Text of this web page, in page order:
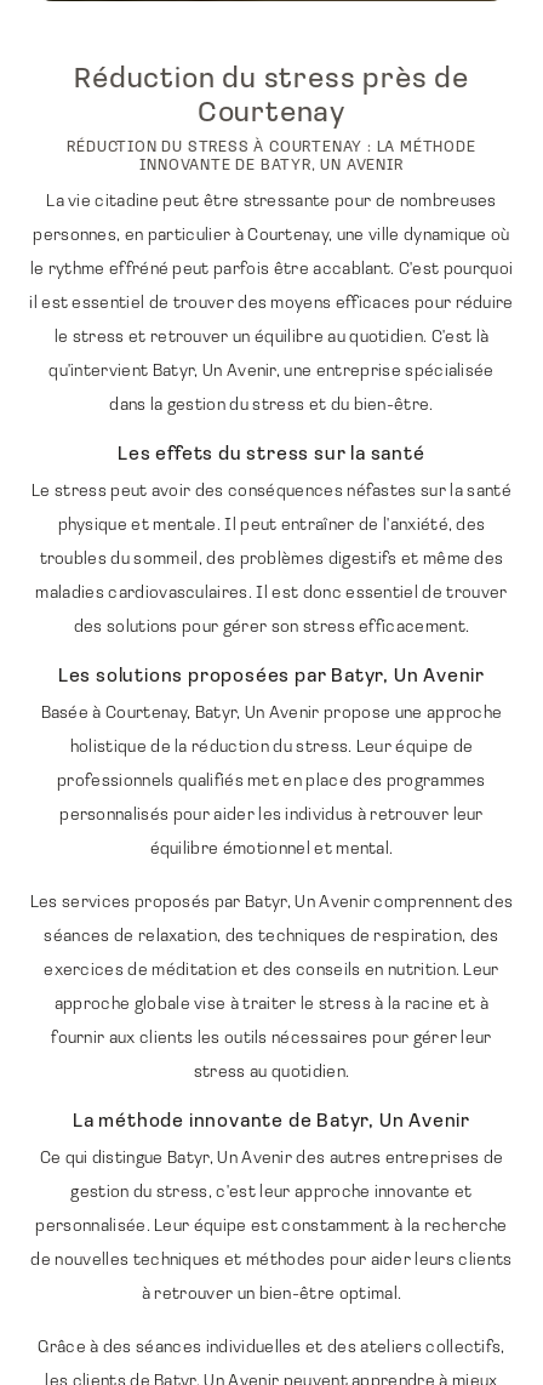
Réduction du stress près de
Courtenay
RÉDUCTION DU STRESS À COURTENAY : LA MÉTHODE
INNOVANTE DE BATYR, UN AVENIR
La vie citadine peut être stressante pour de nombreuses
personnes, en particulier à Courtenay, une ville dynamique où
le rythme effréné peut parfois être accablant. C'est pourquoi
il est essentiel de trouver des moyens efficaces pour réduire
le stress et retrouver un équilibre au quotidien. C'est là
qu'intervient Batyr, Un Avenir, une entreprise spécialisée
dans la gestion du stress et du bien-être.
Les effets du stress sur la santé
Le stress peut avoir des conséquences néfastes sur la santé
physique et mentale. Il peut entraîner de l'anxiété, des
troubles du sommeil, des problèmes digestifs et même des
maladies cardiovasculaires. Il est donc essentiel de trouver
des solutions pour gérer son stress efficacement.
Les solutions proposées par Batyr, Un Avenir
Basée à Courtenay, Batyr, Un Avenir propose une approche
holistique de la réduction du stress. Leur équipe de
professionnels qualifiés met en place des programmes
personnalisés pour aider les individus à retrouver leur
équilibre émotionnel et mental.
Les services proposés par Batyr, Un Avenir comprennent des
séances de relaxation, des techniques de respiration, des
exercices de méditation et des conseils en nutrition. Leur
approche globale vise à traiter le stress à la racine et à
fournir aux clients les outils nécessaires pour gérer leur
stress au quotidien.
La méthode innovante de Batyr, Un Avenir
Ce qui distingue Batyr, Un Avenir des autres entreprises de
gestion du stress, c'est leur approche innovante et
personnalisée. Leur équipe est constamment à la recherche
de nouvelles techniques et méthodes pour aider leurs clients
à retrouver un bien-être optimal.
Grâce à des séances individuelles et des ateliers collectifs,
les clients de Batyr, Un Avenir peuvent apprendre à mieux